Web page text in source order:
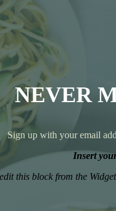
NEVER
Sign up with your email
Insert
this block from the